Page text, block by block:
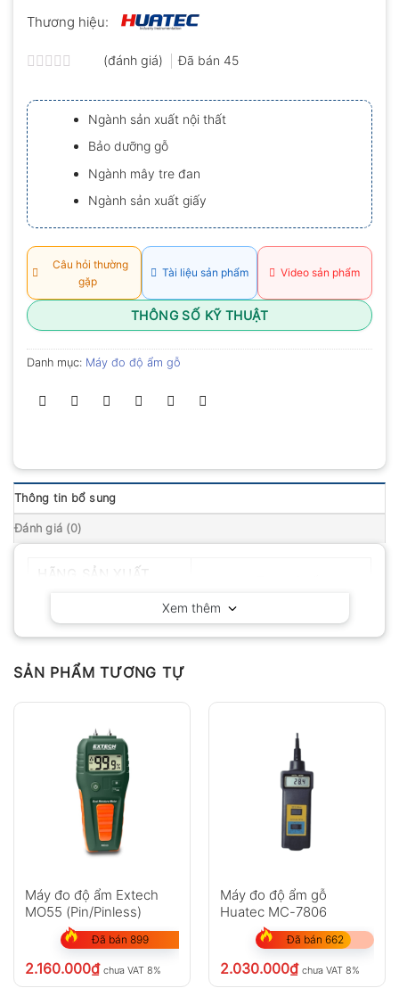
Thương hiệu:
xếp
hạng
0.0
5
sao
(đánh giá) Đã bán 45
Ngành sản xuất nội thất
Bảo dưỡng gỗ
Ngành mây tre đan
Ngành sản xuất giấy
Câu hỏi thường
gặp
Tài liệu sản phẩm Video sản phẩm
THÔNG SỐ KỸ THUẬT
Danh mục: Máy đo độ ẩm gỗ
Thông tin bổ sung
Đánh giá (0)
Xem thêm
SẢN PHẨM TƯƠNG TỰ
Máy đo độ ẩm Extech
MO55 (Pin/Pinless)
Đã bán 899
2.160.000₫ chưa VAT 8%
Máy đo độ ẩm gỗ
Huatec MC-7806
Đã bán 662
2.030.000₫ chưa VAT 8%